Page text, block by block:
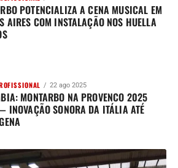
POTENCIALIZA A CENA MUSICAL EM
AIRES COM INSTALAÇÃO NOS HUELLA
22 ago 2025
MONTARBO NA PROVENCO 2025
INOVAÇÃO SONORA DA ITÁLIA ATÉ